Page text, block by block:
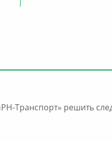
Транспорт» решить